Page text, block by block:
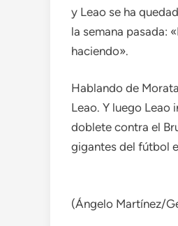
y Leao se ha
la semana pasada:
haciendo».
Hablando de
Leao. Y luego Leao
doblete contra el
gigantes del fútbol
(Ángelo Martínez/